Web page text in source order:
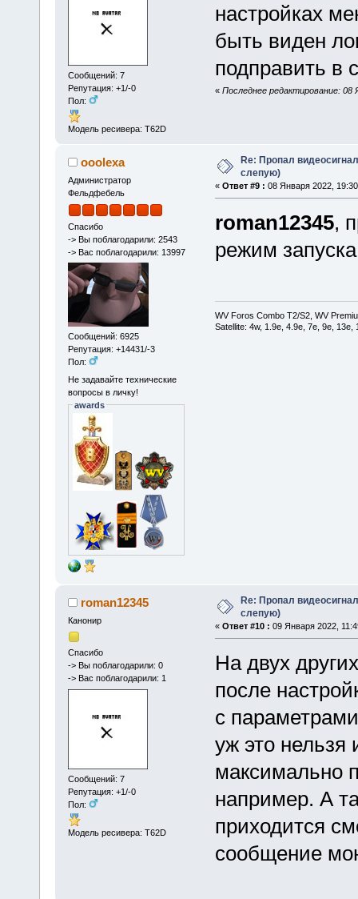
Сообщений: 7
Репутация: +1/-0
Пол:
Модель ресивера: T62D
настройках
быть виден
подправить
« Последнее редактирование: 08
ooolexa
Администратор
Фельдфебель
Спасибо
-> Вы поблагодарили: 2543
-> Вас поблагодарили: 13997
Сообщений: 6925
Репутация: +14431/-3
Пол:
Не задавайте технические
вопросы в личку!
awards
Re: Пропал
слепую)
« Ответ #9 : 08 Января 2022,
roman12345,
режим
WV Foros Combo T2/S2, WV
Satellite: 4w, 1.9е, 4.9e, 7e, 9e,
roman12345
Канонир
Спасибо
-> Вы поблагодарили: 0
-> Вас поблагодарили: 1
Сообщений: 7
Репутация: +1/-0
Пол:
Модель ресивера: T62D
Re: Пропал
слепую)
« Ответ #10 : 09 Января 2022,
На двух
после
с
уж это нельзя
максимально
например. А
приходится
сообщение